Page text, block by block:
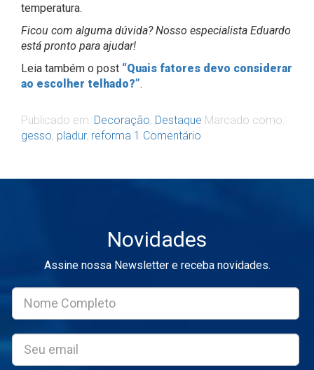
temperatura.
Ficou com alguma dúvida? Nosso especialista Eduardo
está pronto para ajudar!
Leia também o post “Quais fatores devo considerar
ao escolher telhado?”.
Publicado em: Decoração, Destaque Marcado como:
gesso, pladur, reforma 1 Comentário
Novidades
Assine nossa Newsletter e receba novidades.